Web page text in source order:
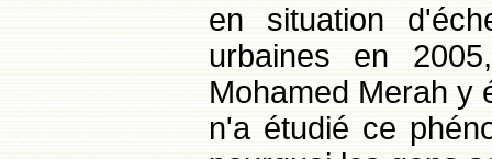
en situation
urbaines en
Mohamed Merah y
n'a étudié ce